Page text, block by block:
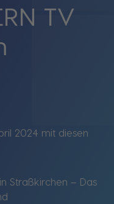
TV
2024 mit diesen
Straßkirchen – Das